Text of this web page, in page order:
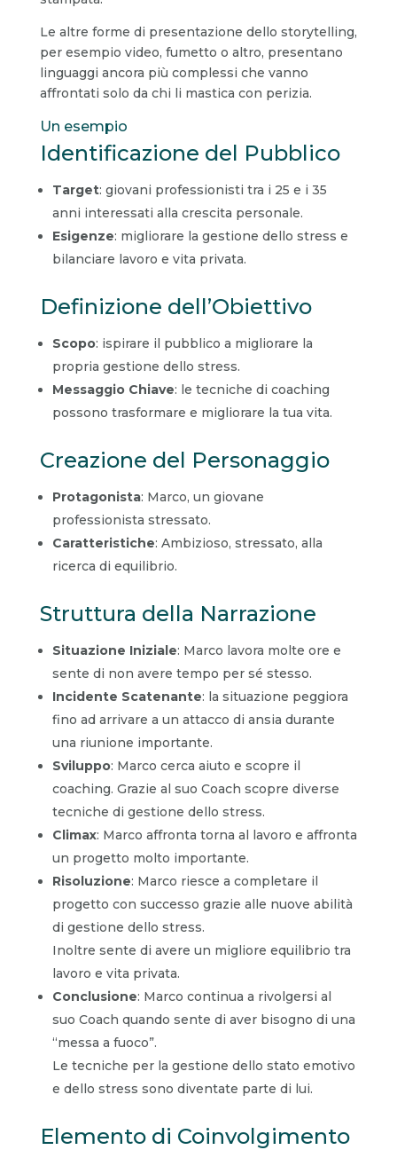
Le altre forme di presentazione dello storytelling,
per esempio video, fumetto o altro, presentano
linguaggi ancora più complessi che vanno
affrontati solo da chi li mastica con perizia.
Un esempio
Identificazione del Pubblico
Target: giovani professionisti tra i 25 e i 35
anni interessati alla crescita personale.
Esigenze: migliorare la gestione dello stress e
bilanciare lavoro e vita privata.
Definizione dell’Obiettivo
Scopo: ispirare il pubblico a migliorare la
propria gestione dello stress.
Messaggio Chiave: le tecniche di coaching
possono trasformare e migliorare la tua vita.
Creazione del Personaggio
Protagonista: Marco, un giovane
professionista stressato.
Caratteristiche: Ambizioso, stressato, alla
ricerca di equilibrio.
Struttura della Narrazione
Situazione Iniziale: Marco lavora molte ore e
sente di non avere tempo per sé stesso.
Incidente Scatenante: la situazione peggiora
fino ad arrivare a un attacco di ansia durante
una riunione importante.
Sviluppo: Marco cerca aiuto e scopre il
coaching. Grazie al suo Coach scopre diverse
tecniche di gestione dello stress.
Climax: Marco affronta torna al lavoro e affronta
un progetto molto importante.
Risoluzione: Marco riesce a completare il
progetto con successo grazie alle nuove abilità
di gestione dello stress.
Inoltre sente di avere un migliore equilibrio tra
lavoro e vita privata.
Conclusione: Marco continua a rivolgersi al
suo Coach quando sente di aver bisogno di una
“messa a fuoco”.
Le tecniche per la gestione dello stato emotivo
e dello stress sono diventate parte di lui.
Elemento di Coinvolgimento